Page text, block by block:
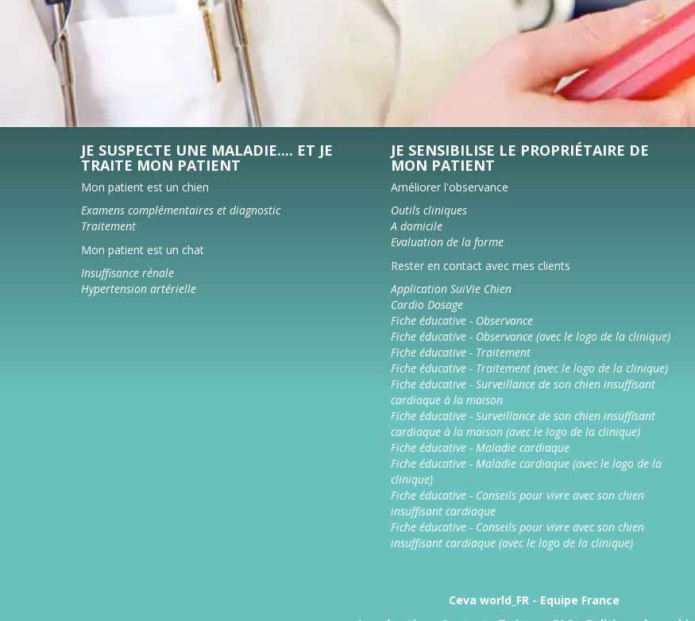
JE SUSPECTE UNE MALADIE.... ET JE
TRAITE MON PATIENT
Mon patient est un chien
Examens complémentaires et diagnostic
Traitement
Mon patient est un chat
Insuffisance rénale
Hypertension artérielle
JE SENSIBILISE LE PROPRIÉTAIRE DE
MON PATIENT
Améliorer l'observance
Outils cliniques
A domicile
Evaluation de la forme
Rester en contact avec mes clients
Application SuiVie Chien
Cardio Dosage
Fiche éducative - Observance
Fiche éducative - Observance (avec le logo de la clinique)
Fiche éducative - Traitement
Fiche éducative - Traitement (avec le logo de la clinique)
Fiche éducative - Surveillance de son chien insuffisant
cardiaque à la maison
Fiche éducative - Surveillance de son chien insuffisant
cardiaque à la maison (avec le logo de la clinique)
Fiche éducative - Maladie cardiaque
Fiche éducative - Maladie cardiaque (avec le logo de la
clinique)
Fiche éducative - Conseils pour vivre avec son chien
insuffisant cardiaque
Fiche éducative - Conseils pour vivre avec son chien
insuffisant cardiaque (avec le logo de la clinique)
Ceva world_FR- Equipe France